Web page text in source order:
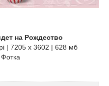
на Рождество
| 7205 x 3602 | 628 мб